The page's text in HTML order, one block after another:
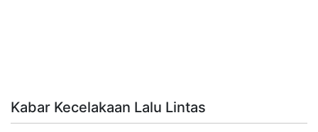
Kabar Kecelakaan Lalu Lintas